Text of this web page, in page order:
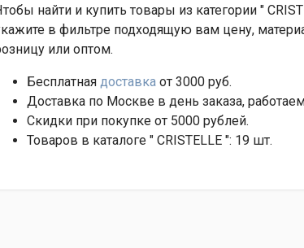
найти и купить товары из категории "
в фильтре подходящую вам цену,
или оптом.
Бесплатная доставка от 3000 руб.
Доставка по Москве в день заказа,
Скидки при покупке от 5000 рублей.
Товаров в каталоге " CRISTELLE ": 19 шт.